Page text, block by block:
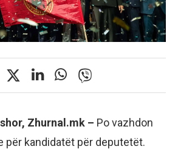
Zhurnal.mk – Po vazhdon
për kandidatët për deputetët.